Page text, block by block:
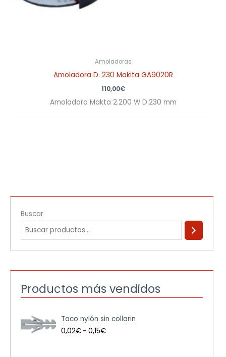
Buscar
Productos más vendidos
Taco nylón sin collarin
0,02€ - 0,15€
a
n
Amoladoras
Amoladora D. 230 Makita GA9020R
110,00€
Amoladora Makta 2.200 W D.230 mm